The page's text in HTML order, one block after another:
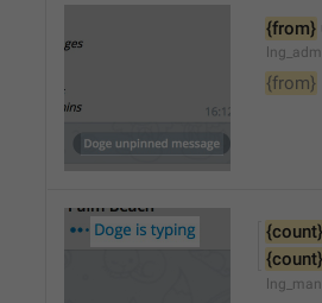
{from}
{from}
{count}
{count}